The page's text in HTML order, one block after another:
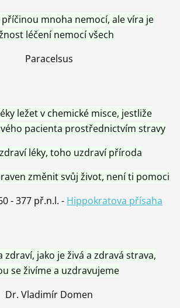
mnoha nemocí, ale víra je
léčení nemocí všech
Paracelsus
ležet v chemické misce, jestliže
pacienta prostřednictvím stravy
léky, toho uzdraví příroda
změnit svůj život, není ti pomoci
- 377 př.n.l. - Hippokratova přísaha
zdraví, jako je živá a zdravá strava,
se živíme a uzdravujeme
Dr. Vladimír Domen